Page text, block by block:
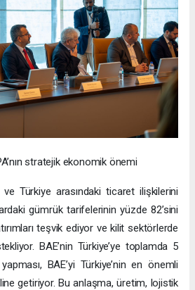
stratejik ekonomik önemi
ve Türkiye arasındaki ticaret ilişkilerini
gümrük tarifelerinin yüzde 82’sini
teşvik ediyor ve kilit sektörlerde
BAE’nin Türkiye’ye toplamda 5
BAE’yi Türkiye’nin en önemli
getiriyor. Bu anlaşma, üretim, lojistik